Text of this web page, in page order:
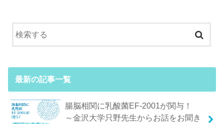
最新の記事一覧
腸脳相関に乳酸菌EF-2001が関与！
～金沢大学只野先生からお話をお聞き